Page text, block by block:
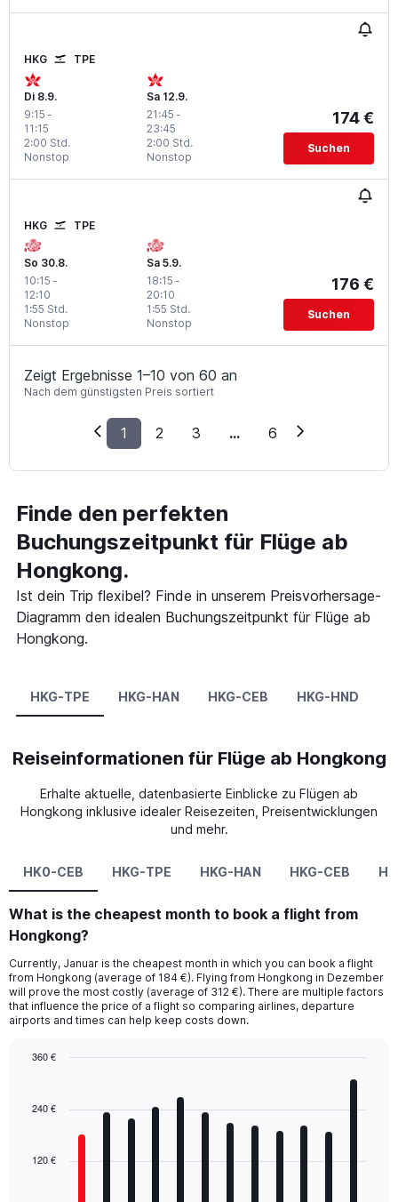
HKG TPE
Di 8.9.
9:15 -
11:15
Nonstop
2:00 Std.
Sa 12.9.
21:45 -
23:45
Nonstop
2:00 Std.
174 €
Suchen
HKG TPE
So 30.8.
10:15 -
12:10
Nonstop
1:55 Std.
Sa 5.9.
18:15 -
20:10
Nonstop
1:55 Std.
176 €
Suchen
Zeigt Ergebnisse 1–10 von 60 an
Nach dem günstigsten Preis sortiert
1 2 3 ... 6
Finde den perfekten
Buchungszeitpunkt für Flüge ab
Hongkong.
Ist dein Trip flexibel? Finde in unserem Preisvorhersage-
Diagramm den idealen Buchungszeitpunkt für Flüge ab
Hongkong.
HKG-TPE HKG-HAN HKG-CEB HKG-HND
Reiseinformationen für Flüge ab Hongkong
Erhalte aktuelle, datenbasierte Einblicke zu Flügen ab
Hongkong inklusive idealer Reisezeiten, Preisentwicklungen
und mehr.
HK0-CEB HKG-TPE HKG-HAN HKG-CEB
What is the cheapest month to book a flight from
Hongkong?
Currently, Januar is the cheapest month in which you can book a flight
from Hongkong (average of 184 €). Flying from Hongkong in Dezember
will prove the most costly (average of 312 €). There are multiple factors
that influence the price of a flight so comparing airlines, departure
airports and times can help keep costs down.
with
The
120 €
240 €
360 €